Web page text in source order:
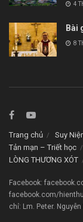
4
Bài
8
Trang chủ Suy
Tản mạn – Triết học
LÒNG THƯƠNG XÓT
Facebook:
facebook.com/
chỉ: Lm. Peter.